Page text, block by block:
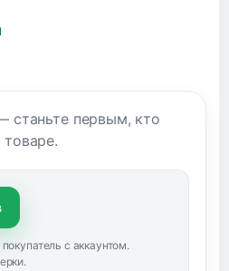
станьте первым, кто
с аккаунтом.